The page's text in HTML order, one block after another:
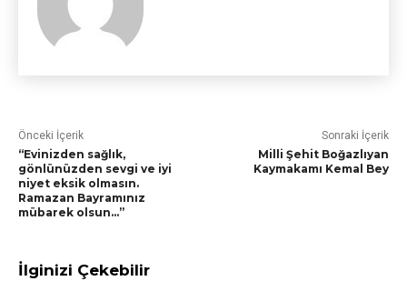
Önceki İçerik
“Evinizden sağlık,
gönlünüzden sevgi ve iyi
niyet eksik olmasın.
Ramazan Bayramınız
mübarek olsun…”
Sonraki İçerik
Milli Şehit Boğazlıyan
Kaymakamı Kemal Bey
İlginizi Çekebilir